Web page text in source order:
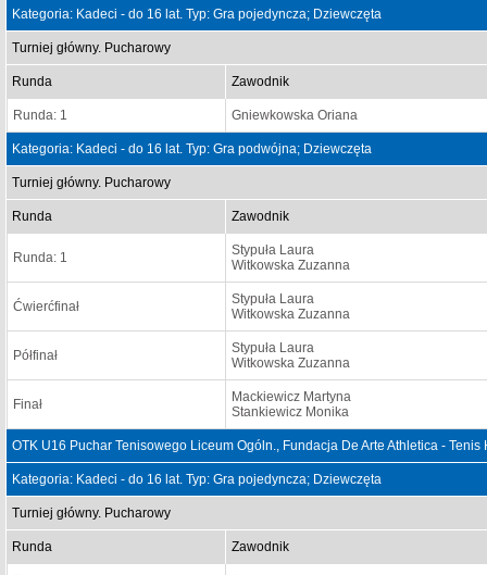
Kategoria: Kadeci - do 16 lat. Typ: Gra pojedyncza; Dziewczęta
Turniej główny. Pucharowy
Runda Zawodnik
Runda: 1 Gniewkowska Oriana
Kategoria: Kadeci - do 16 lat. Typ: Gra podwójna; Dziewczęta
Turniej główny. Pucharowy
Runda Zawodnik
Runda: 1
Stypuła Laura
Witkowska Zuzanna
Ćwierćfinał
Stypuła Laura
Witkowska Zuzanna
Półfinał
Stypuła Laura
Witkowska Zuzanna
Finał
Mackiewicz Martyna
Stankiewicz Monika
OTK U16 Puchar Tenisowego Liceum Ogóln., Fundacja De Arte Athletica -
Kategoria: Kadeci - do 16 lat. Typ: Gra pojedyncza; Dziewczęta
Turniej główny. Pucharowy
Runda Zawodnik